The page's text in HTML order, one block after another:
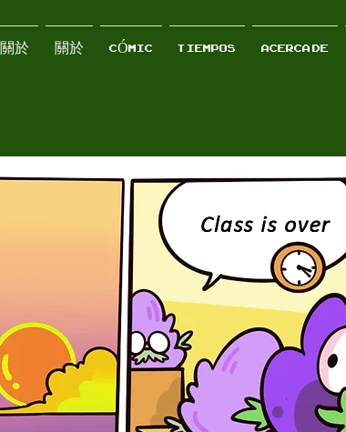
關於 關於 CÓMIC TIEMPOS ACERCA DE